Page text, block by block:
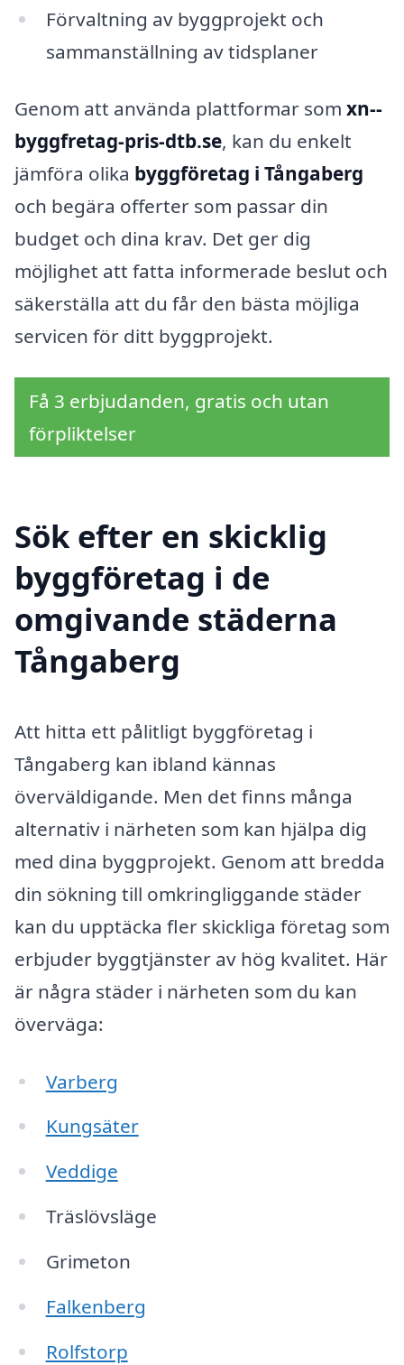
Förvaltning av byggprojekt och
sammanställning av tidsplaner
Genom att använda plattformar som xn--
byggfretag-pris-dtb.se, kan du enkelt
jämföra olika byggföretag i Tångaberg
och begära offerter som passar din
budget och dina krav. Det ger dig
möjlighet att fatta informerade beslut och
säkerställa att du får den bästa möjliga
servicen för ditt byggprojekt.
Få 3 erbjudanden, gratis och utan
förpliktelser
Sök efter en skicklig
byggföretag i de
omgivande städerna
Tångaberg
Att hitta ett pålitligt byggföretag i
Tångaberg kan ibland kännas
överväldigande. Men det finns många
alternativ i närheten som kan hjälpa dig
med dina byggprojekt. Genom att bredda
din sökning till omkringliggande städer
kan du upptäcka fler skickliga företag som
erbjuder byggtjänster av hög kvalitet. Här
är några städer i närheten som du kan
överväga:
Varberg
Kungsäter
Veddige
Träslövsläge
Grimeton
Falkenberg
Rolfstorp